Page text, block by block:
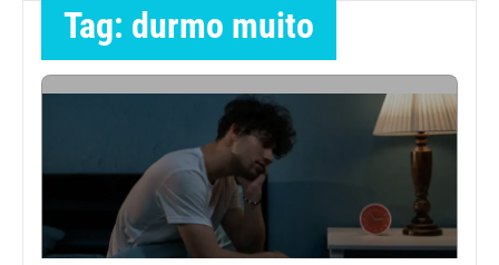
Destaque
Saúde da mulher
Tag: durmo muito